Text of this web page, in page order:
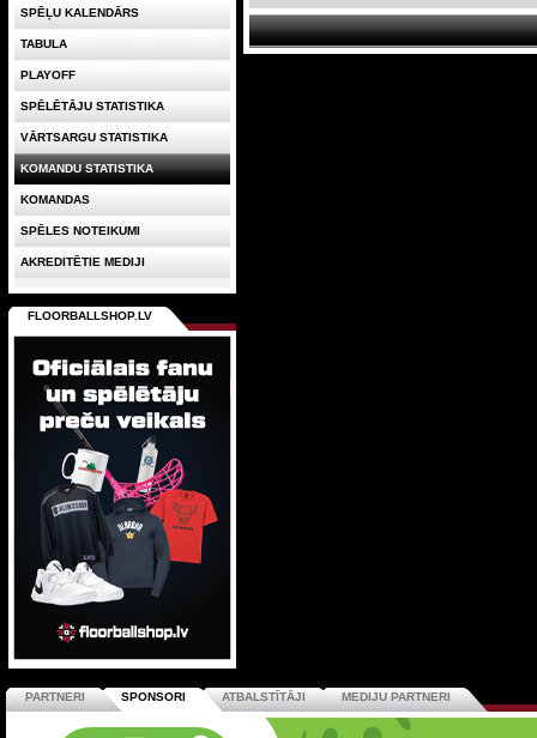
SPĒĻU KALENDĀRS
TABULA
PLAYOFF
SPĒLĒTĀJU STATISTIKA
VĀRTSARGU STATISTIKA
KOMANDU STATISTIKA
KOMANDAS
SPĒLES NOTEIKUMI
AKREDITĒTIE MEDIJI
FLOORBALLSHOP.LV
PARTNERI SPONSORI ATBALSTĪTĀJI MEDIJU PARTNERI